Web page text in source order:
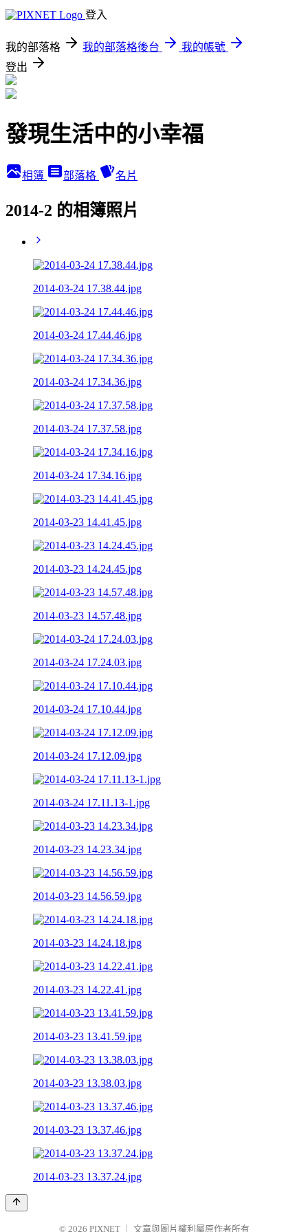
登入
我的部落格 我的部落格後台
我的帳號
登出
發現生活中的小幸福
相簿 部落格 名片
2014-2 的相簿照片
2014-03-24 17.38.44.jpg
2014-03-24 17.44.46.jpg
2014-03-24 17.34.36.jpg
2014-03-24 17.37.58.jpg
2014-03-24 17.34.16.jpg
2014-03-23 14.41.45.jpg
2014-03-23 14.24.45.jpg
2014-03-23 14.57.48.jpg
2014-03-24 17.24.03.jpg
2014-03-24 17.10.44.jpg
2014-03-24 17.12.09.jpg
2014-03-24 17.11.13-1.jpg
2014-03-23 14.23.34.jpg
2014-03-23 14.56.59.jpg
2014-03-23 14.24.18.jpg
2014-03-23 14.22.41.jpg
2014-03-23 13.41.59.jpg
2014-03-23 13.38.03.jpg
2014-03-23 13.37.46.jpg
2014-03-23 13.37.24.jpg
© 2026 PIXNET 文章與圖片權利屬原作者所有